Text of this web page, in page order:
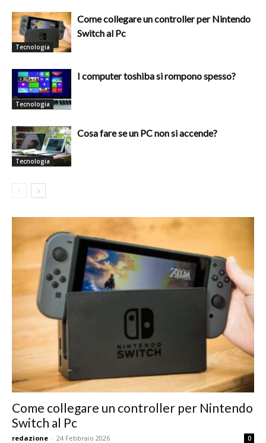
Tecnologia
Come collegare un controller per Nintendo
Switch al Pc
Tecnologia
I computer toshiba si rompono spesso?
Tecnologia
Cosa fare se un PC non si accende?
Come collegare un controller per Nintendo
Switch al Pc
redazione - 24 Febbraio 2026 0